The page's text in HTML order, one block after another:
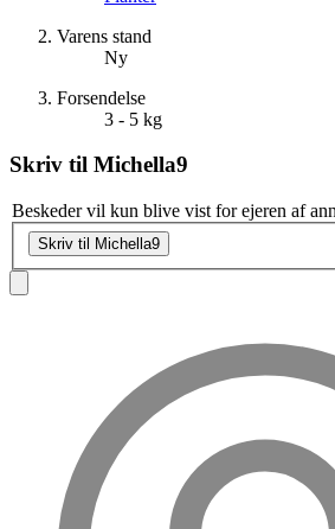
Varens stand
Ny
Forsendelse
3 - 5 kg
Skriv til Michella9
Beskeder vil kun blive vist for ejeren af
Skriv til Michella9